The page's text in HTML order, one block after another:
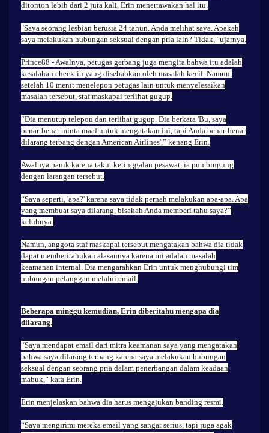
ditonton lebih dari 2 juta kali, Erin menertawakan hal itu.
"Saya seorang lesbian berusia 24 tahun. Anda melihat saya. Apakah
saya melakukan hubungan seksual dengan pria lain? Tidak," ujarnya.
Prince88 - Awalnya, petugas gerbang juga mengira bahwa itu adalah
kesalahan check-in yang disebabkan oleh masalah kecil. Namun,
setelah 10 menit menelepon petugas lain untuk menyelesaikan
masalah tersebut, staf maskapai terlihat gugup.
“Dia menutup telepon dan terlihat gugup. Dia berkata 'Bu, saya
benar-benar minta maaf untuk mengatakan ini, tapi Anda benar-benar
dilarang terbang dengan American Airlines',” kenang Erin.
Awalnya panik karena takut ketinggalan pesawat, ia pun bingung
dengan larangan tersebut.
“Saya seperti, 'apa?' karena saya tidak pernah melakukan apa-apa. Apa
yang membuat saya dilarang, bisakah Anda memberi tahu saya?”
keluhnya.
Namun, anggota staf maskapai tersebut mengatakan bahwa dia tidak
dapat memberitahukan alasannya karena ini adalah masalah
keamanan internal. Dia mengarahkan Erin untuk menghubungi tim
hubungan pelanggan melalui email.
Beberapa minggu kemudian, Erin diberitahu mengapa dia
dilarang.
“Saya mendapat email dari mitra keamanan saya yang mengatakan
bahwa saya dilarang terbang karena saya melakukan hubungan
seksual dengan seorang pria dalam penerbangan dalam keadaan
mabuk,” kata Erin.
Erin menjelaskan bahwa dia harus mengajukan banding resmi.
“Saya mengirimi mereka email yang sangat serius, tapi juga agak